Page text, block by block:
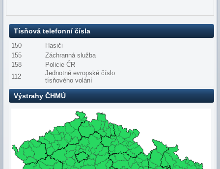
Tísňová telefonní čísla
150
Hasiči
155
Záchranná služba
158
Policie ČR
112
Jednotné evropské číslo
tísňového volání
Výstrahy ČHMÚ